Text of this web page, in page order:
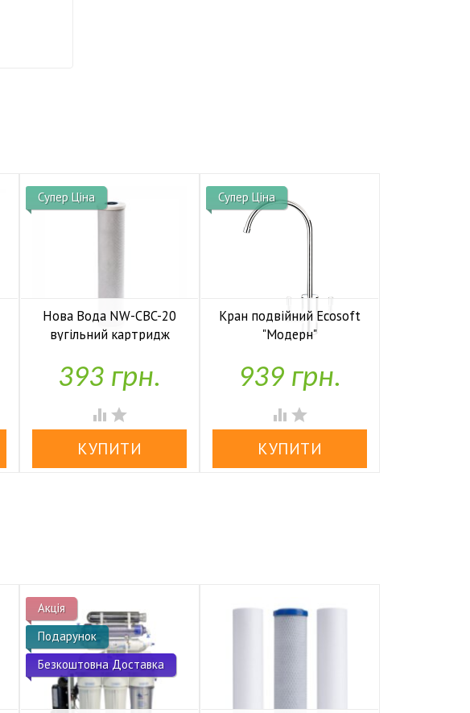
Супер Ціна
Нова Вода NW-CBC-20
вугільний картридж
У наявності
393 грн.
 
Супер Ціна
Кран подвійний Ecosoft
"Модерн"
У наявності
939 грн.
 
Акція
Подарунок
Безкоштовна Доставка